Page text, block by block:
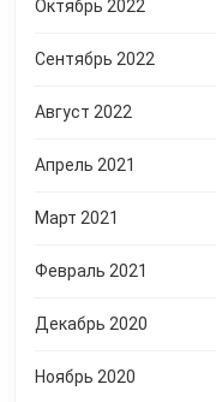
Октябрь 2022
Сентябрь 2022
Август 2022
Апрель 2021
Март 2021
Февраль 2021
Декабрь 2020
Ноябрь 2020